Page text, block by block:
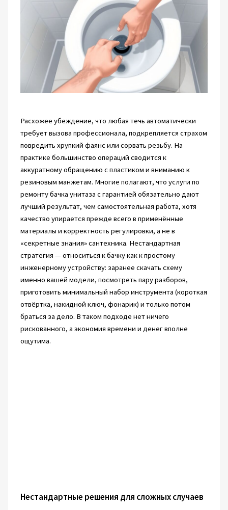
Расхожее убеждение, что любая течь автоматически
требует вызова профессионала, подкрепляется страхом
повредить хрупкий фаянс или сорвать резьбу. На
практике большинство операций сводится к
аккуратному обращению с пластиком и вниманию к
резиновым манжетам. Многие полагают, что услуги по
ремонту бачка унитаза с гарантией обязательно дают
лучший результат, чем самостоятельная работа, хотя
качество упирается прежде всего в применённые
материалы и корректность регулировки, а не в
«секретные знания» сантехника. Нестандартная
стратегия — относиться к бачку как к простому
инженерному устройству: заранее скачать схему
именно вашей модели, посмотреть пару разборов,
приготовить минимальный набор инструмента (короткая
отвёртка, накидной ключ, фонарик) и только потом
браться за дело. В таком подходе нет ничего
рискованного, а экономия времени и денег вполне
ощутима.
Нестандартные решения для сложных случаев